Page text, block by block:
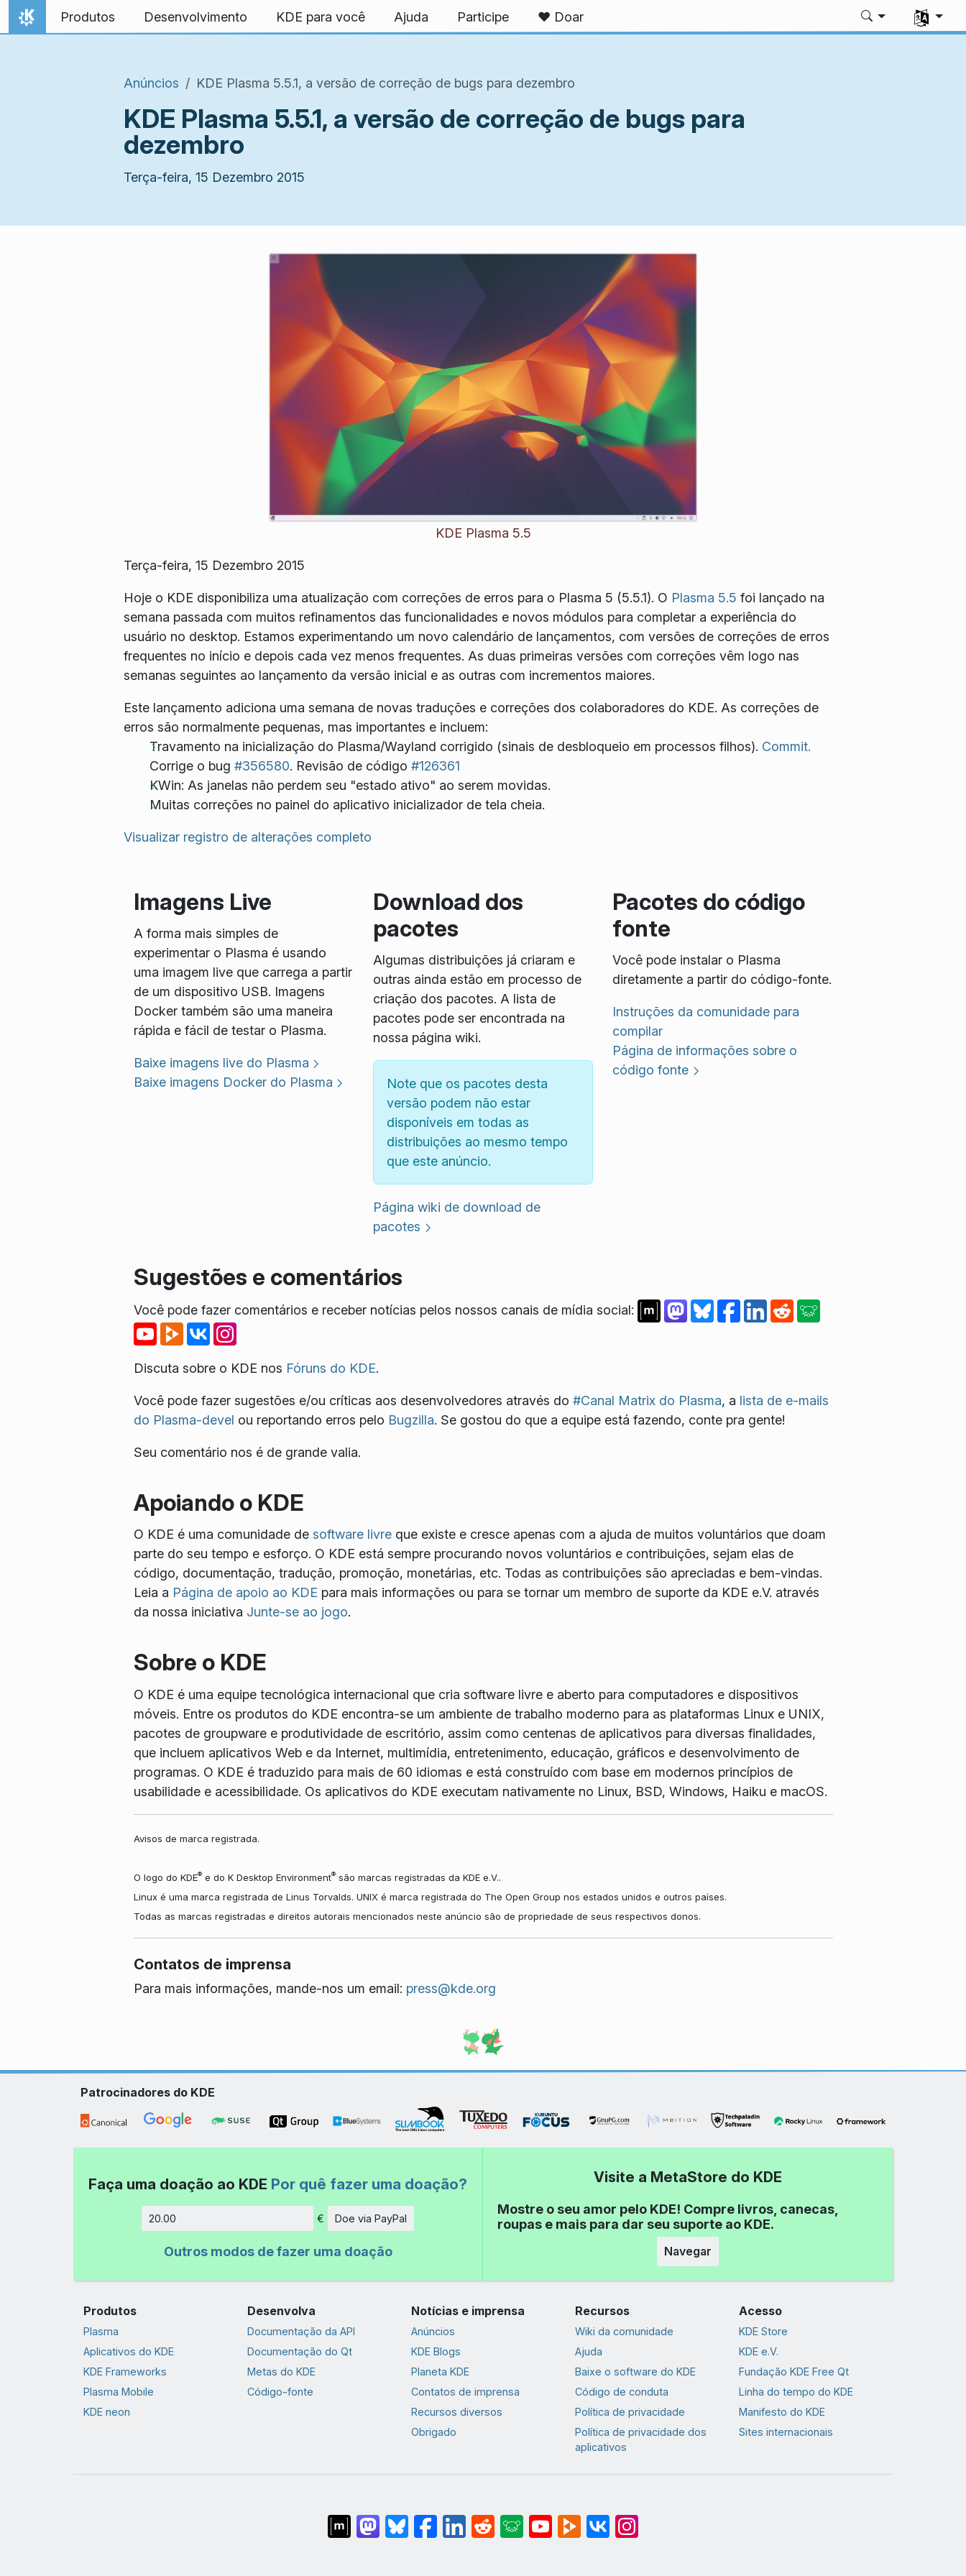
Ir para o conteúdo
Início
Produtos Desenvolvimento KDE para você Ajuda Participe ❤️ Doar
Selecione
Anúncios KDE Plasma 5.5.1, a versão de correção de bugs para dezembro
KDE Plasma 5.5.1, a versão de correção de bugs para
dezembro
Terça-feira, 15 Dezembro 2015
KDE Plasma 5.5
Terça-feira, 15 Dezembro 2015
Hoje o KDE disponibiliza uma atualização com correções de erros para o Plasma 5 (5.5.1). O Plasma 5.5 foi lançado na
semana passada com muitos refinamentos das funcionalidades e novos módulos para completar a experiência do
usuário no desktop. Estamos experimentando um novo calendário de lançamentos, com versões de correções de erros
frequentes no início e depois cada vez menos frequentes. As duas primeiras versões com correções vêm logo nas
semanas seguintes ao lançamento da versão inicial e as outras com incrementos maiores.
Este lançamento adiciona uma semana de novas traduções e correções dos colaboradores do KDE. As correções de
erros são normalmente pequenas, mas importantes e incluem:
Travamento na inicialização do Plasma/Wayland corrigido (sinais de desbloqueio em processos filhos). Commit.
Corrige o bug #356580. Revisão de código #126361
KWin: As janelas não perdem seu "estado ativo" ao serem movidas.
Muitas correções no painel do aplicativo inicializador de tela cheia.
Visualizar registro de alterações completo
Imagens Live
A forma mais simples de
experimentar o Plasma é usando
uma imagem live que carrega a partir
de um dispositivo USB. Imagens
Docker também são uma maneira
rápida e fácil de testar o Plasma.
Baixe imagens live do Plasma
Baixe imagens Docker do Plasma
Download dos
pacotes
Algumas distribuições já criaram e
outras ainda estão em processo de
criação dos pacotes. A lista de
pacotes pode ser encontrada na
nossa página wiki.
Note que os pacotes desta
versão podem não estar
disponíveis em todas as
distribuições ao mesmo tempo
que este anúncio.
Página wiki de download de
pacotes
Pacotes do código
fonte
Você pode instalar o Plasma
diretamente a partir do código-fonte.
Instruções da comunidade para
compilar
Página de informações sobre o
código fonte
Sugestões e comentários
Você pode fazer comentários e receber notícias pelos nossos canais de mídia social:
Discuta sobre o KDE nos Fóruns do KDE.
Você pode fazer sugestões e/ou críticas aos desenvolvedores através do #Canal Matrix do Plasma, a lista de e-mails
do Plasma-devel ou reportando erros pelo Bugzilla. Se gostou do que a equipe está fazendo, conte pra gente!
Seu comentário nos é de grande valia.
Apoiando o KDE
O KDE é uma comunidade de software livreque existe e cresce apenas com a ajuda de muitos voluntários que doam
parte do seu tempo e esforço. O KDE está sempre procurando novos voluntários e contribuições, sejam elas de
código, documentação, tradução, promoção, monetárias, etc. Todas as contribuições são apreciadas e bem-vindas.
Leia a Página de apoio ao KDE para mais informações ou para se tornar um membro de suporte da KDE e.V. através
da nossa iniciativa Junte-se ao jogo.
Sobre o KDE
O KDE é uma equipe tecnológica internacional que cria software livre e aberto para computadores e dispositivos
móveis. Entre os produtos do KDE encontra-se um ambiente de trabalho moderno para as plataformas Linux e UNIX,
pacotes de groupware e produtividade de escritório, assim como centenas de aplicativos para diversas finalidades,
que incluem aplicativos Web e da Internet, multimídia, entretenimento, educação, gráficos e desenvolvimento de
programas. O KDE é traduzido para mais de 60 idiomas e está construído com base em modernos princípios de
usabilidade e acessibilidade. Os aplicativos do KDE executam nativamente no Linux, BSD, Windows, Haiku e macOS.
Avisos de marca registrada.
O logo do KDE®e do K Desktop Environment®são marcas registradas da KDE e.V..
Linux é uma marca registrada de Linus Torvalds. UNIX é marca registrada do The Open Group nos estados unidos e outros países.
Todas as marcas registradas e direitos autorais mencionados neste anúncio são de propriedade de seus respectivos donos.
Contatos de imprensa
Para mais informações, mande-nos um email: press@kde.org
Patrocinadores do KDE
Faça uma doação ao KDE Por quê fazer uma doação?
Quantidade
€ Doe via PayPal
Outros modos de fazer uma doação
Visite a MetaStore do KDE
Mostre o seu amor pelo KDE! Compre livros, canecas,
roupas e mais para dar seu suporte ao KDE.
Navegar
Produtos
Plasma
Aplicativos do KDE
KDE Frameworks
Plasma Mobile
KDE neon
Desenvolva
Documentação da API
Documentação do Qt
Metas do KDE
Código-fonte
Notícias e imprensa
Anúncios
KDE Blogs
Planeta KDE
Contatos de imprensa
Recursos diversos
Obrigado
Recursos
Wiki da comunidade
Ajuda
Baixe o software do KDE
Código de conduta
Política de privacidade
Política de privacidade dos
aplicativos
Acesso
KDE Store
KDE e.V.
Fundação KDE Free Qt
Linha do tempo do KDE
Manifesto do KDE
Sites internacionais